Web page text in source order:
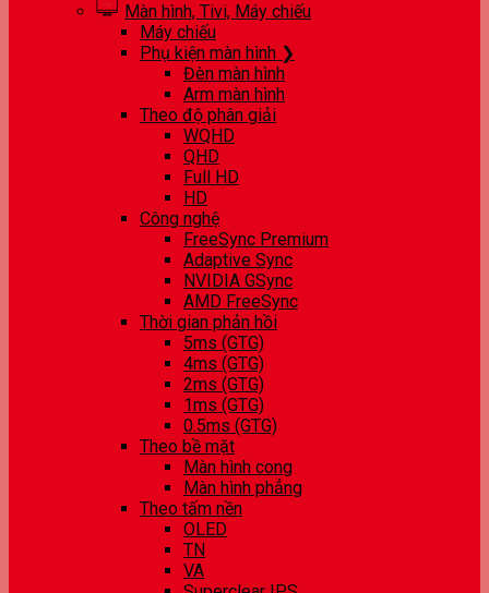
Màn hình, Tivi, Máy chiếu
Máy chiếu
Phụ kiện màn hình ❯
Đèn màn hình
Arm màn hình
Theo độ phân giải
WQHD
QHD
Full HD
HD
Công nghệ
FreeSync Premium
Adaptive Sync
NVIDIA GSync
AMD FreeSync
Thời gian phản hồi
5ms (GTG)
4ms (GTG)
2ms (GTG)
1ms (GTG)
0.5ms (GTG)
Theo bề mặt
Màn hình cong
Màn hình phẳng
Theo tấm nền
OLED
TN
VA